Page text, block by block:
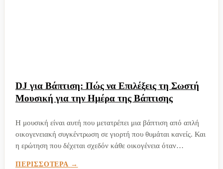
DJ για Βάπτιση: Πώς να Επιλέξεις τη Σωστή
Μουσική για την Ημέρα της Βάπτισης
Η μουσική είναι αυτή που μετατρέπει μια βάπτιση από απλή
οικογενειακή συγκέντρωση σε γιορτή που θυμάται κανείς. Και
η ερώτηση που δέχεται σχεδόν κάθε οικογένεια όταν
ΠΕΡΙΣΣΟΤΕΡΑ